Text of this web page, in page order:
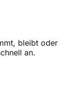
bleibt oder
an.